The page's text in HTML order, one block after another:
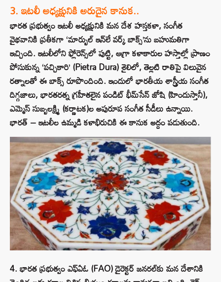
3. ఇటలీ అధ్యక్షునికి అరుదైన కానుక..
భారత ప్రభుత్వం ఇటలీ అధ్యక్షునికి మన దేశ హస్తకళా, సంగీత
వైభవానికి ప్రతీకగా ‘మార్బుల్ ఇన్‌లే వర్క్ బాక్స్’ను బహుమతిగా
ఇచ్చింది. ఇటలీలోని ఫ్లోరెన్స్‌లో పుట్టి, ఆగ్రా కళాకారుల హస్తాల్లో ప్రాణం
పోసుకున్న ‘పచ్చికారి’ (Pietra Dura) శైలిలో, తెల్లటి రాతిపై విలువైన
రత్నాలతో ఈ బాక్స్ రూపొందింది. ఇందులో భారతీయ శాస్త్రీయ సంగీత
దిగ్గజాలు, భారతరత్న గ్రహీతలైన పండిట్ భీమ్‌సేన్ జోషి (హిందుస్తానీ),
ఎమ్మెస్ సుబ్బలక్ష్మి (కర్ణాటక)ల అపురూప సంగీత సీడీలు ఉన్నాయి.
భారత్ – ఇటలీల ఉమ్మడి కళాభిరుచికి ఈ కానుక అద్దం పడుతుంది.
4. భారత ప్రభుత్వం ఎఫ్‌ఏఓ (FAO) డైరెక్టర్ జనరల్‌కు మన దేశానికి